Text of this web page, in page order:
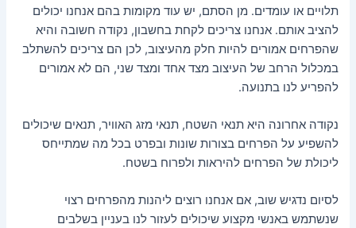
תלויים או עומדים. מן הסתם, יש עוד מקומות בהם אנחנו יכולים
להציב אותם. אנחנו צריכים לקחת בחשבון, נקודה חשובה והיא
שהפרחים אמורים להיות חלק מהעיצוב, לכן הם צריכים להשתלב
במכלול הרחב של העיצוב מצד אחד ומצד שני, הם לא אמורים
להפריע לנו בתנועה.
נקודה אחרונה היא תנאי השטח, תנאי מזג האוויר, תנאים שיכולים
להשפיע על הפרחים בצורות שונות ובפרט בכל מה שמתייחס
ליכולת של הפרחים להיראות ולפרוח בשטח.
לסיום נדגיש שוב, אם אנחנו רוצים ליהנות מהפרחים רצוי
שנשתמש באנשי מקצוע שיכולים לעזור לנו בעניין בשלבים